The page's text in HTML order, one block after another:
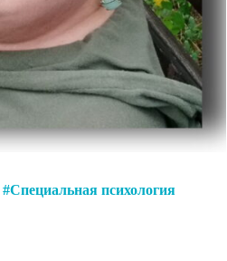
Специальная психология